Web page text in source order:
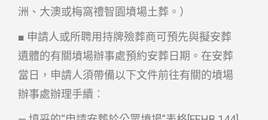
洲、大澳或梅窩禮智園墳場土葬。）
■ 申請人或所聘用持牌殮葬商可預先與擬安葬
遺體的有關墳場辦事處預約安葬日期。在安葬
當日，申請人須帶備以下文件前往有關的墳場
辦事處辦理手續︰